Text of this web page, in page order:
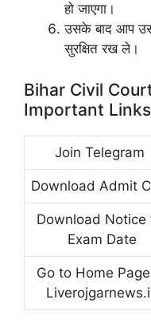
हो जाएगा।
उसके बाद आप
सुरक्षित रख ले।
Bihar Civil
Important Links
Join Telegram
Download Admit
Download Notice
Exam Date
Go to Home